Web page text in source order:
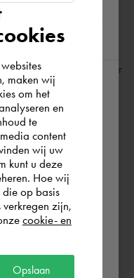
angis hvordan visse
3D-visning.
når du opplever
og driverne
graphics-
current
in Rest of
which country
the world
maken wij
om het
en
te
content
wij uw
kunt u deze
Hoe wij
die op basis
zijn,
cookie- en
Opslaan